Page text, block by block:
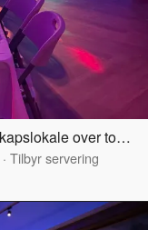
Eckers Ullevål - Eckers Ullevål – Selskapslokale over to etasjer
· Tilbyr servering